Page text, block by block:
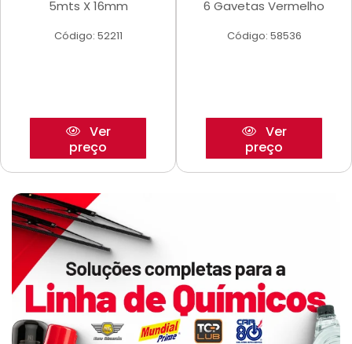
5mts X 16mm
Código: 52211
Ver
preço
6 Gavetas Vermelho
Código: 58536
Ver
preço